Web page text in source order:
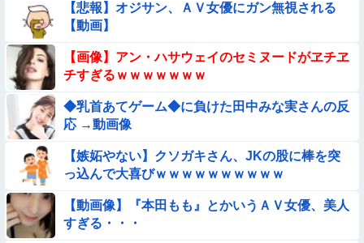
★★水着姿を見た彼氏が「核兵器並みのボディだね」って褒め
てくれた(´；ω；｀)
【画像】女さん「彼氏が強制わいせつで捕まって謝罪の手紙が
来た」ﾊﾟｼｬｯ
【動画あり】ボーイッシュ美少女「どうしたん？おっぱい揉
む？❤」
【要審議】４歳娘が描いたママのお尻ｗｗｗｗｗ【画像】
【悲報】イッヌさん、飼い主の『レズプレイ』を見てドン引
き・・・
【悲報】昭和世代さん、「1時間弱」は1時間に満たない、「1
時間強」は1時間＋αだと思ってる😭
【悲報】オジサン、ＡＶ女優にガン無視される
【動画】
【画像】アン・ハサウェイのセミヌードがヱチヱ
チすぎるｗｗｗｗｗｗｗ
◆乳首あてゲーム◆に負けた田中みな実さんの反
応 →動画像
【嫉妬やない】クソガキさん、JKの股に棒を突
っ込んで大喜びｗｗｗｗｗｗｗｗｗｗ
【動画像】『本田もも』とかいうＡＶ女優、美人
すぎる・・・